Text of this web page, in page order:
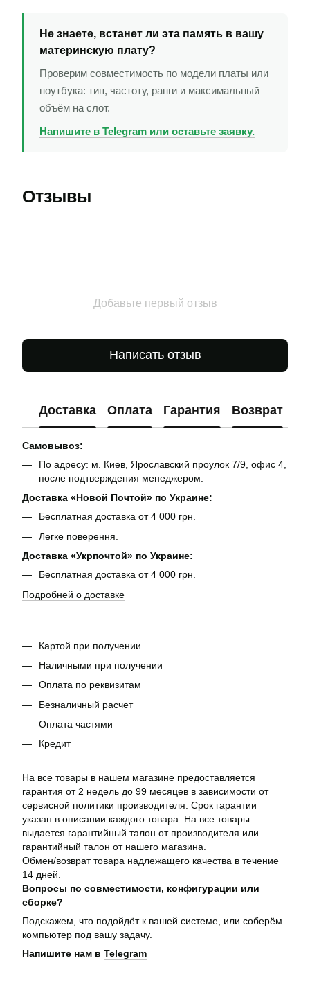
Не знаете, встанет ли эта память в вашу
материнскую плату?
Проверим совместимость по модели платы или
ноутбука: тип, частоту, ранги и максимальный
объём на слот.
Напишите в Telegram или оставьте заявку.
Отзывы
Добавьте первый отзыв
Написать отзыв
Доставка Оплата Гарантия Возврат
Самовывоз:
По адресу: м. Киев, Ярославский проулок 7/9, офис 4,
после подтверждения менеджером.
Доставка «Новой Почтой» по Украине:
Бесплатная доставка от 4 000 грн.
Легке поверення.
Доставка «Укрпочтой» по Украине:
Бесплатная доставка от 4 000 грн.
Подробней о доставке
Картой при получении
Наличными при получении
Оплата по реквизитам
Безналичный расчет
Оплата частями
Кредит
На все товары в нашем магазине предоставляется
гарантия от 2 недель до 99 месяцев в зависимости от
сервисной политики производителя. Срок гарантии
указан в описании каждого товара. На все товары
выдается гарантийный талон от производителя или
гарантийный талон от нашего магазина.
Обмен/возврат товара надлежащего качества в течение
14 дней.
Вопросы по совместимости, конфигурации или
сборке?
Подскажем, что подойдёт к вашей системе, или соберём
компьютер под вашу задачу.
Напишите нам в Telegram